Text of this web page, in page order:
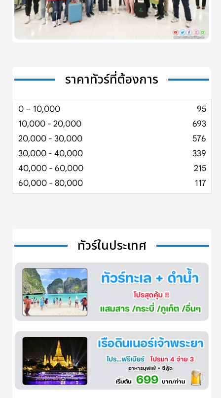
ราคาทัวร์ที่ต้องการ
0 – 10,000
95
10,000 - 20,000
693
20,000 - 30,000
576
30,000 - 40,000
339
40,000 - 60,000
215
60,000 - 80,000
117
ทัวร์ในประเทศ